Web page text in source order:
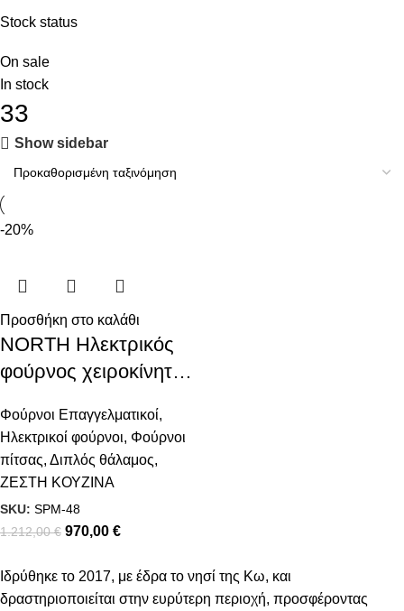
Stock status
On sale
In stock
33
Show sidebar
-20%
Προσθήκη στο καλάθι
NORTH Ηλεκτρικός
φούρνος χειροκίνητος
πίτσες
Φούρνοι Επαγγελματικοί,
Ηλεκτρικοί φούρνοι, Φούρνοι
πίτσας, Διπλός θάλαμος,
ΖΕΣΤΗ ΚΟΥΖΙΝΑ
SKU: SPM-48
1.212,00€ 970,00 €
Ιδρύθηκε το 2017, με έδρα το νησί της Κω, και
δραστηριοποιείται στην ευρύτερη περιοχή, προσφέροντας